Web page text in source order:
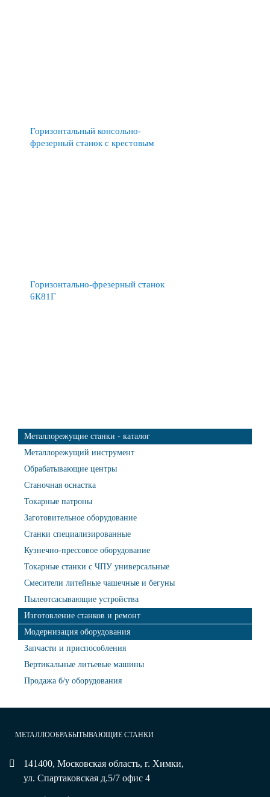
Горизонтальный консольно-
фрезерный станок с крестовым
Горизонтально-фрезерный станок
6К81Г
Металлорежущие станки - каталог
Металлорежущий инструмент
Обрабатывающие центры
Станочная оснастка
Токарные патроны
Заготовительное оборудование
Станки специализированные
Кузнечно-прессовое оборудование
Токарные станки с ЧПУ универсальные
Смесители литейные чашечные и бегуны
Пылеотсасывающие устройства
Изготовление станков и ремонт
Модернизация оборудования
Запчасти и приспособления
Вертикальные литьевые машины
Продажа б/у оборудования
МЕТАЛЛООБРАБЫТЫВАЮЩИЕ СТАНКИ
141400, Московская область, г. Химки,
ул. Спартаковская д.5/7 офис 4